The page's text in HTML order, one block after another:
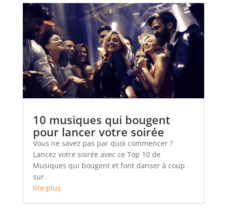
10 musiques qui bougent
pour lancer votre soirée
Vous ne savez pas par quoi commencer ?
Lancez votre soirée avec ce Top 10 de
Musiques qui bougent et font danser à coup
sur.
lire plus